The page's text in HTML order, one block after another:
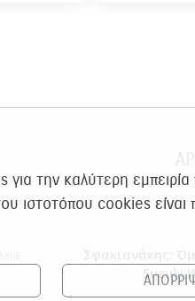
Suzuki
για την καλύτερη
ιστοτόπου cookies